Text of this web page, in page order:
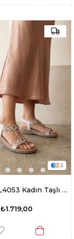
2
Elit HML4053 Kadın Taşlı Düz Sandalet Beyaz
₺1.719,00